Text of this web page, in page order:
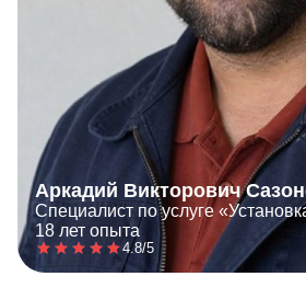
Аркадий Викторович
Специалист по услуге
18 лет опыта
4.8/5